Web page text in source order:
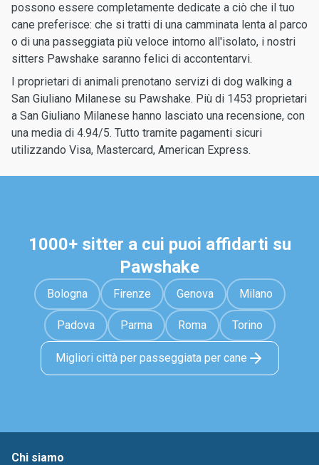
possono essere completamente dedicate a ciò che il tuo
cane preferisce: che si tratti di una camminata lenta al parco
o di una passeggiata più veloce intorno all'isolato, i nostri
sitters Pawshake saranno felici di accontentarvi.
I proprietari di animali prenotano servizi di dog walking a
San Giuliano Milanese su Pawshake. Più di 1453 proprietari
a San Giuliano Milanese hanno lasciato una recensione, con
una media di 4.94/5. Tutto tramite pagamenti sicuri
utilizzando Visa, Mastercard, American Express.
1000+ sitter a cui puoi affidarti su
Pawshake
Bologna Firenze Genova Milano
Padova Parma Roma Torino
Migliori città per passeggiata per cane
Chi siamo